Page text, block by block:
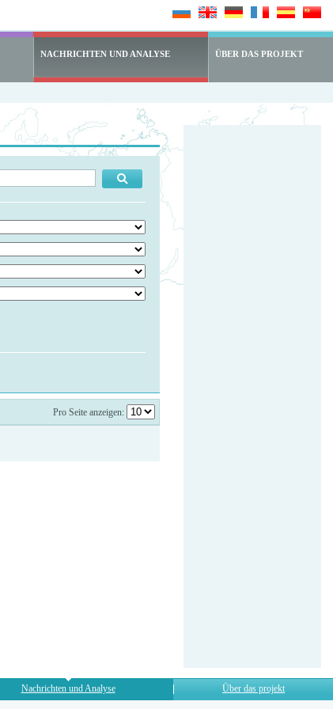
NACHRICHTEN UND ANALYSE ÜBER DAS PROJEKT
Pro Seite anzeigen:
Nachrichten und Analyse Über das projekt